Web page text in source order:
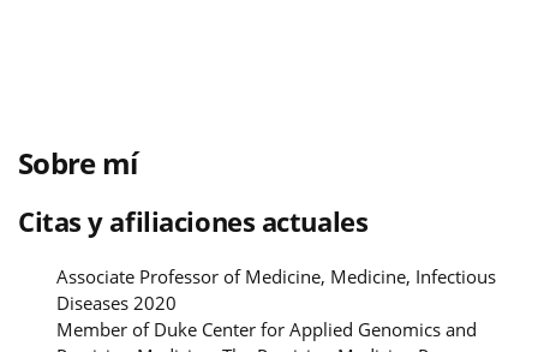
Sobre mí
Citas y afiliaciones actuales
Associate Professor of Medicine, Medicine, Infectious
Diseases 2020
Member of Duke Center for Applied Genomics and